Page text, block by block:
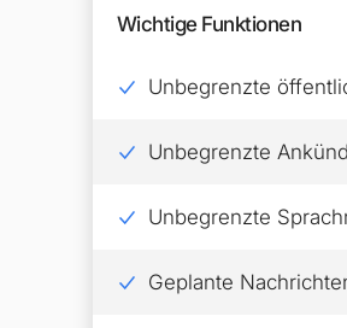
Wichtige Funktionen
Unbegrenzte
Unbegrenzte
Unbegrenzte
Geplante